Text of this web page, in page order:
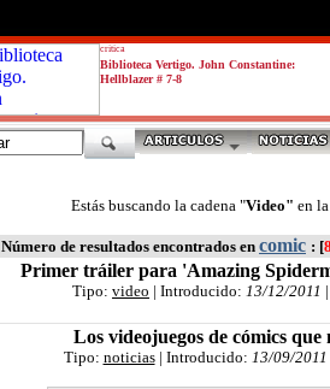
critica
Biblioteca Vertigo. John Constantine:
Hellblazer # 7-8
Estás buscando la cadena "Video" en
Número de resultados encontrados en comic : [
Primer tráiler para 'Amazing
Tipo: video | Introducido: 13/12/2011
Los videojuegos de cómics que
Tipo: noticias| Introducido: 13/09/2011